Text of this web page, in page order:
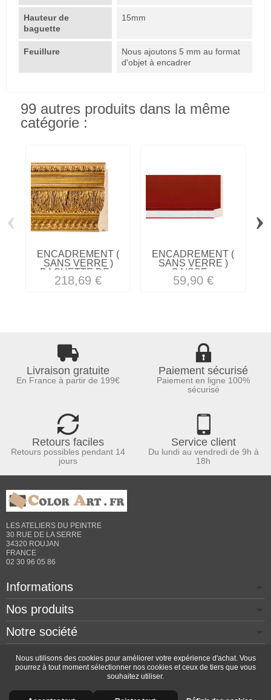
Hauteur de
baguette
15mm
Feuillure
Nous ajoutons 5 mm au format
d'objet à encadrer
99 autres produits dans la même
catégorie :
ENCADREMENT (
SANS VERRE )
BAGUETTE DE...
218,69 €
ENCADREMENT (
SANS VERRE )
CAISSE...
59,90 €
‹ ›
Livraison gratuite
En France à partir de 199€
Paiement sécurisé
Paiement en ligne 100%
sécurisé
Retours faciles
Retours possibles pendant 14
jours
Service client
Du lundi au vendredi de 9h à
18h
LES ATELIERS DU PEINTRE
30 RUE DE LA SERRE
34320 ROUJAN
FRANCE
02 30 96 05 86
Informations
Nos produits
Notre société
Contactez-nous
Copyright © 2026 - Design by Prestacrea - Ecommerce
Nous utilisons des cookies pour améliorer votre expérience d'achat. Vous
pourrez à tout moment sélectionner nos cookies et ceux de tiers que vous
souhaitez utiliser.